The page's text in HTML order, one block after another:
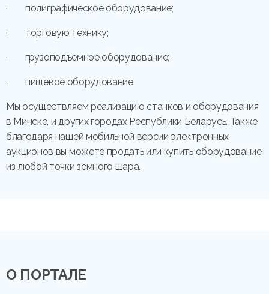
· полиграфическое оборудование;
· торговую технику;
· грузоподъемное оборудование;
· пищевое оборудование.
Мы осуществляем реализацию станков и оборудования
в Минске, и других городах Республики Беларусь. Также
благодаря нашей мобильной версии электронных
аукционов вы можете продать или купить оборудование
из любой точки земного шара.
О ПОРТАЛЕ